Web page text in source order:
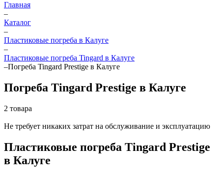
Главная
–
Каталог
–
Пластиковые погреба в Калуге
–
Пластиковые погреба Tingard в Калуге
–Погреба Tingard Prestige в Калуге
Погреба Tingard Prestige в Калуге
2 товара
Не требует никаких затрат на обслуживание и эксплуатацию
Пластиковые погреба Tingard Prestige
в Калуге